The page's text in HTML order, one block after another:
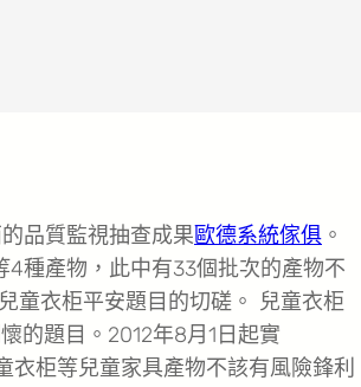
品質監視抽查成果歐德系統傢俱 。
4種產物，此中有33個批次的產物不
童衣柜平安題目的切磋。 兒童衣柜
的題目。2012年8月1日起實
衣柜等兒童家具產物不該有風險鋒利